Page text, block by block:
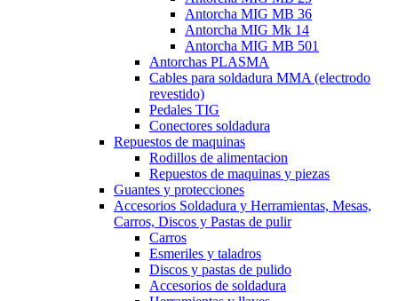
Antorcha MIG MB 36
Antorcha MIG Mk 14
Antorcha MIG MB 501
Antorchas PLASMA
Cables para soldadura MMA (electrodo
revestido)
Pedales TIG
Conectores soldadura
Repuestos de maquinas
Rodillos de alimentacion
Repuestos de maquinas y piezas
Guantes y protecciones
Accesorios Soldadura y Herramientas, Mesas,
Carros, Discos y Pastas de pulir
Carros
Esmeriles y taladros
Discos y pastas de pulido
Accesorios de soldadura